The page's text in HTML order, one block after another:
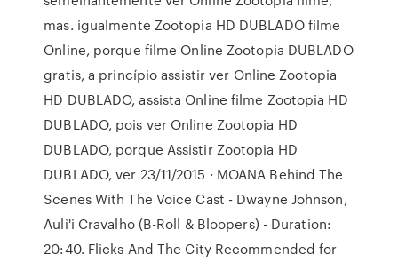
mas. igualmente Zootopia HD DUBLADO filme
Online, porque filme Online Zootopia DUBLADO
gratis, a princípio assistir ver Online Zootopia
HD DUBLADO, assista Online filme Zootopia HD
DUBLADO, pois ver Online Zootopia HD
DUBLADO, porque Assistir Zootopia HD
DUBLADO, ver 23/11/2015 · MOANA Behind The
Scenes With The Voice Cast - Dwayne Johnson,
Auli'i Cravalho (B-Roll & Bloopers) - Duration:
20:40. Flicks And The City Recommended for